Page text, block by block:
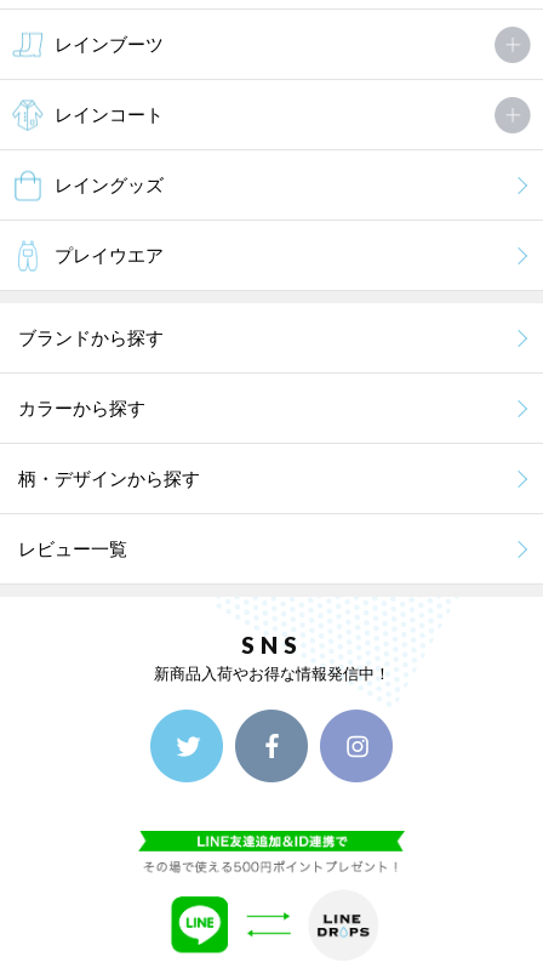
レインブーツ
レインコート
レイングッズ
プレイウエア
ブランドから探す
カラーから探す
柄・デザインから探す
レビュー一覧
SNS
新商品入荷やお得な情報発信中！